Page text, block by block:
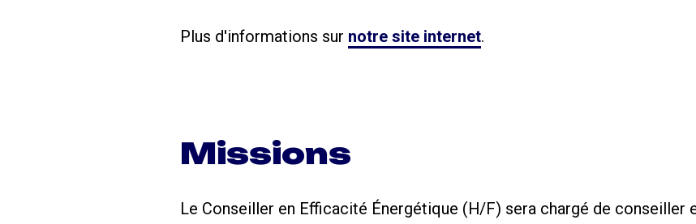
Plus d'informations sur notre site internet.
Missions
Le Conseiller en Efficacité Énergétique (H/F) sera chargé de conseiller